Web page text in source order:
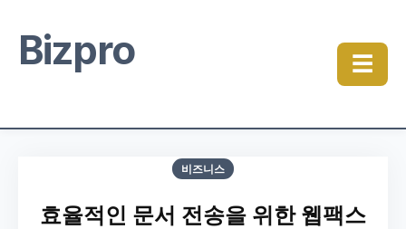
Bizpro ☰
비즈니스
효율적인 문서 전송을 위한 웹팩스